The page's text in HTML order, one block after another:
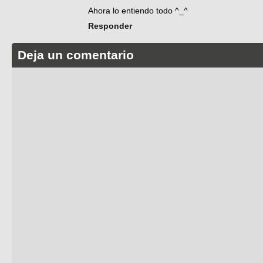
Ahora lo entiendo todo ^_^
Responder
Deja un comentario